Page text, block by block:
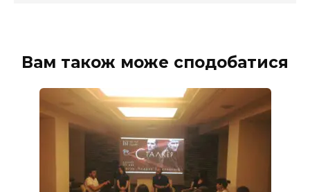
Вам також може сподобатися